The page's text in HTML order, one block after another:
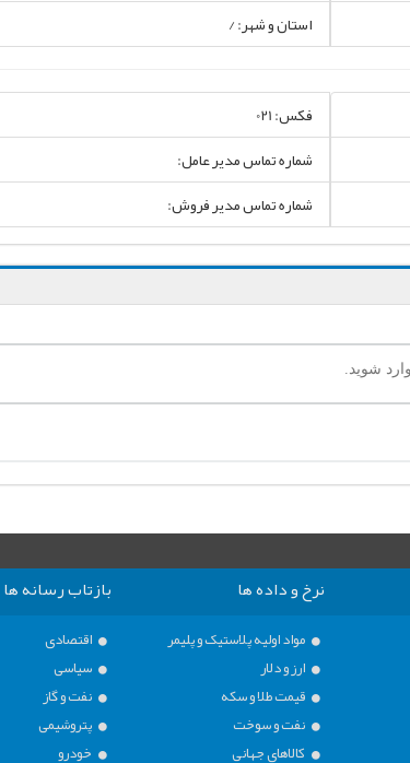
استان و شهر: /
فکس: 021
شماره تماس مدیر عامل:
شماره تماس مدیر فروش:
نرخ و داده ها بازتاب رسانه ها
مواد اولیه پلاستیک و پلیمر
ارز و دلار
قیمت طلا و سکه
نفت و سوخت
کالاهای جهانی
اقتصادی
سیاسی
نفت و گاز
پتروشیمی
خودرو